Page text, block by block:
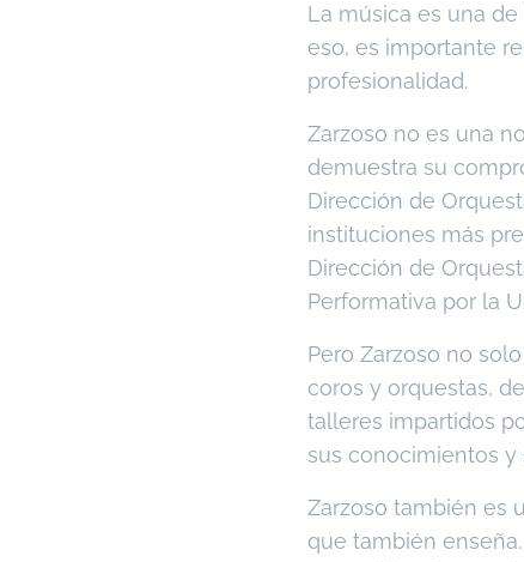
La música es una
eso, es importante
profesionalidad.
Zarzoso no es una
demuestra su
Dirección de
instituciones más
Dirección de
Performativa por la
Pero Zarzoso no
coros y orquestas,
talleres impartidos
sus conocimientos y
Zarzoso también es
que también